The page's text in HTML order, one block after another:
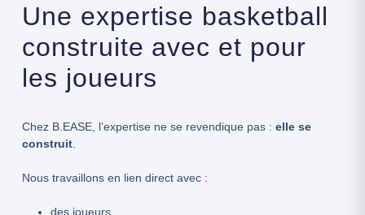
Une expertise basketball
construite avec et pour
les joueurs
Chez B.EASE, l’expertise ne se revendique pas : elle se
construit.
Nous travaillons en lien direct avec :
des joueurs,